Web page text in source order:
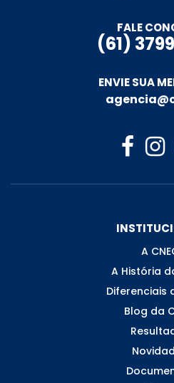
FALE
(61)
ENVIE SUA
A
A História
Diferenciais
Blog da